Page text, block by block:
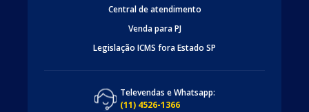
Central de atendimento
Venda para PJ
Legislação ICMS fora Estado SP
Televendas e Whatsapp:
(11) 4526-1366